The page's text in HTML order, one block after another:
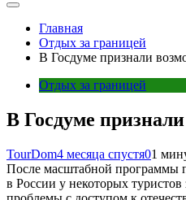
Главная
Отдых за границей
В Госдуме признали
Отдых за границей
В Госдуме
TourDom4 месяца спустя01
После масштабной программы
в России у некоторых